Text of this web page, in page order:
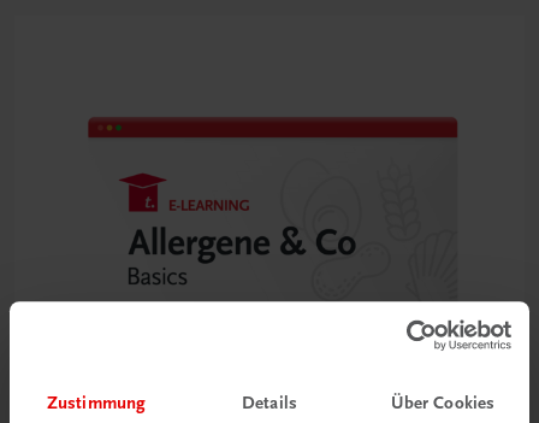
Zustimmung Details Über Cookies